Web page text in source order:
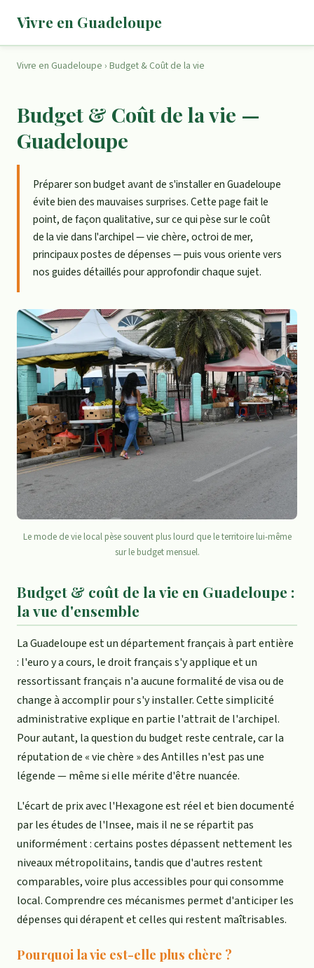
Vivre en Guadeloupe
Vivre en Guadeloupe › Budget & Coût de la vie
Budget & Coût de la vie —
Guadeloupe
Préparer son budget avant de s'installer en Guadeloupe
évite bien des mauvaises surprises. Cette page fait le
point, de façon qualitative, sur ce qui pèse sur le coût
de la vie dans l'archipel — vie chère, octroi de mer,
principaux postes de dépenses — puis vous oriente vers
nos guides détaillés pour approfondir chaque sujet.
Le mode de vie local pèse souvent plus lourd que le territoire lui-même
sur le budget mensuel.
Budget & coût de la vie en Guadeloupe :
la vue d'ensemble
La Guadeloupe est un département français à part entière
: l'euro y a cours, le droit français s'y applique et un
ressortissant français n'a aucune formalité de visa ou de
change à accomplir pour s'y installer. Cette simplicité
administrative explique en partie l'attrait de l'archipel.
Pour autant, la question du budget reste centrale, car la
réputation de « vie chère » des Antilles n'est pas une
légende — même si elle mérite d'être nuancée.
L'écart de prix avec l'Hexagone est réel et bien documenté
par les études de l'Insee, mais il ne se répartit pas
uniformément : certains postes dépassent nettement les
niveaux métropolitains, tandis que d'autres restent
comparables, voire plus accessibles pour qui consomme
local. Comprendre ces mécanismes permet d'anticiper les
dépenses qui dérapent et celles qui restent maîtrisables.
Pourquoi la vie est-elle plus chère ?